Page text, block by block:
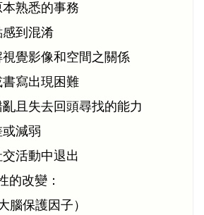
熟悉的事務
到混淆
覺影像和空間之關係
寫出現困難
且失去回頭尋找的能力
減弱
活動中退出
的改變：
腦保護因子）